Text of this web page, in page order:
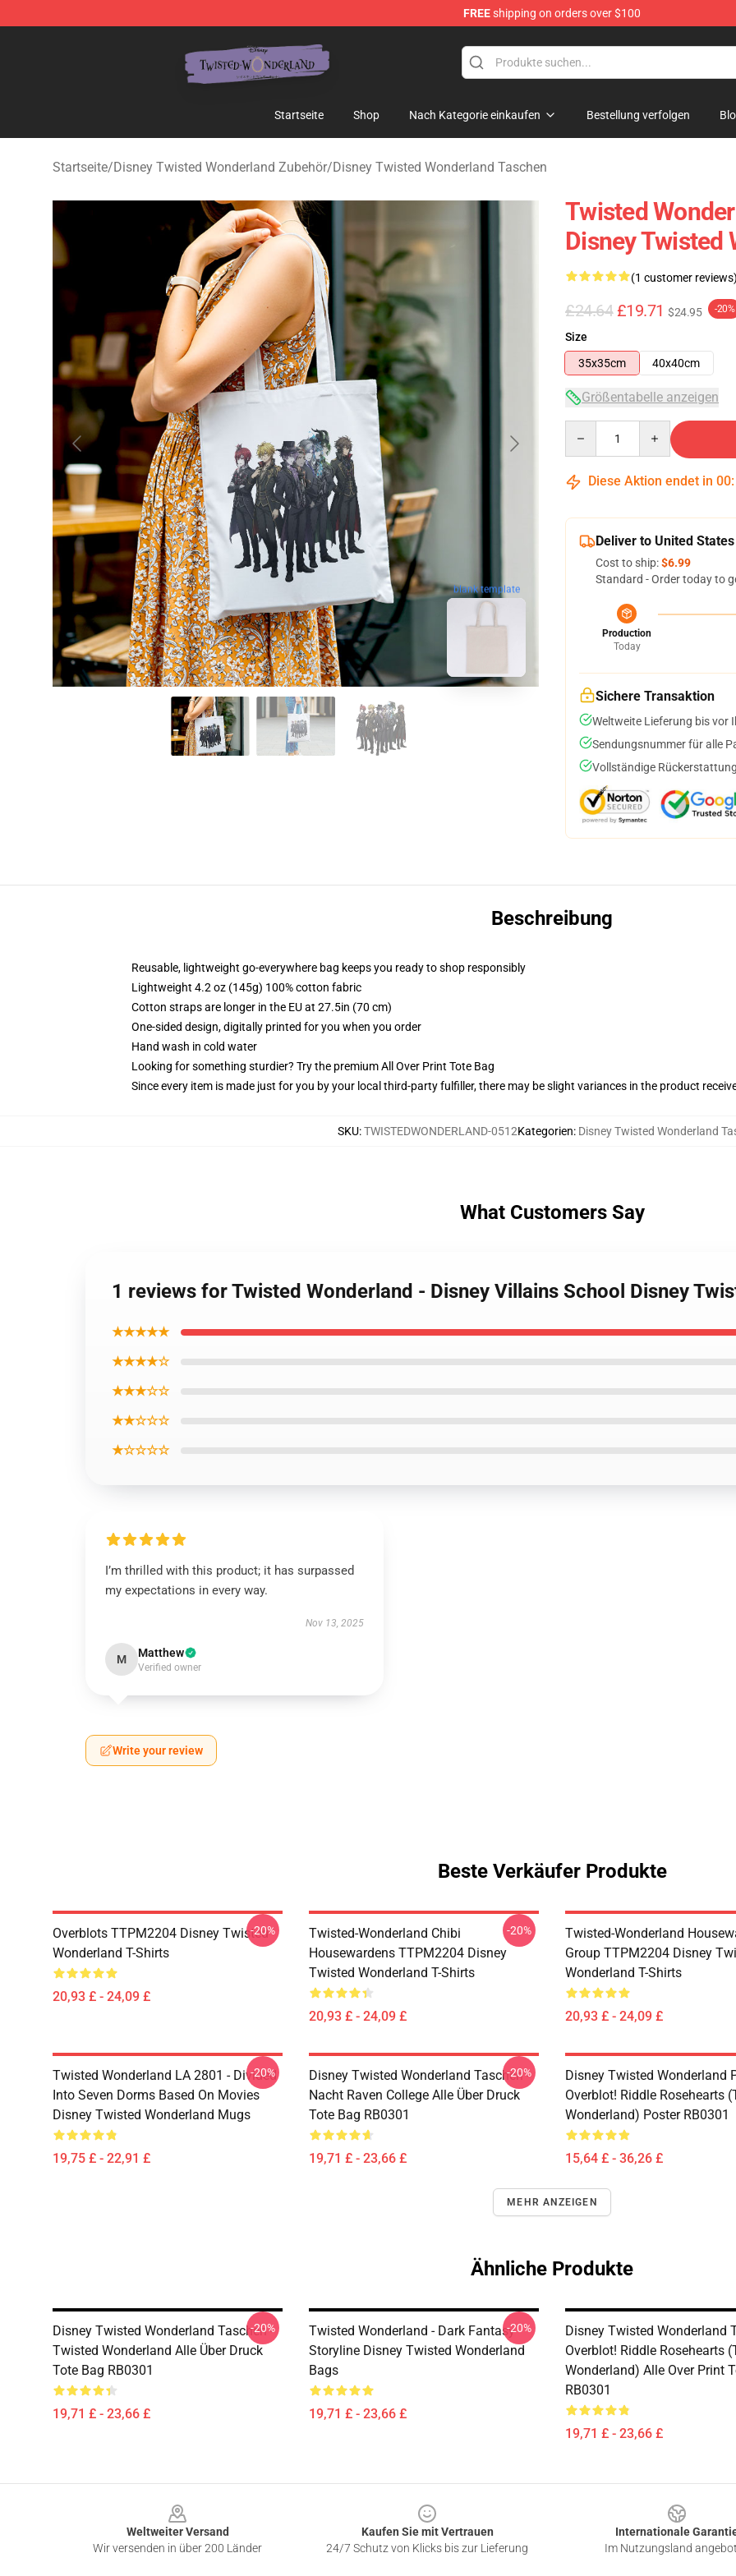
FREEshipping on orders over $100
Startseite Shop Nach Kategorie einkaufen Bestellung verfolgen
Startseite/Disney Twisted Wonderland Zubehör/Disney Twisted Wonderland Taschen
blank template
Twisted
Disney Twisted
(1 customer reviews)
£24.64 £19.71 $24.95 -20%
Size
35x35cm
40x40cm
Größentabelle anzeigen
Diese Aktion endet in 00:
Deliver to United States
Cost to ship:$6.99
Standard - Order today to
Production
Today
Sichere Transaktion
Weltweite Lieferung bis vor
Sendungsnummer für alle
Vollständige
Beschreibung
Reusable, lightweight go-everywhere bag keeps you ready to shop responsibly
Lightweight 4.2 oz (145g) 100% cotton fabric
Cotton straps are longer in the EU at 27.5in (70 cm)
One-sided design, digitally printed for you when you order
Hand wash in cold water
Looking for something sturdier? Try the premium All Over Print Tote Bag
Since every item is made just for you by your local third-party fulfiller, there may be slight variances in the product
SKU:TWISTEDWONDERLAND-0512Kategorien: Disney Twisted Wonderland
What Customers Say
1 reviews for Twisted Wonderland - Disney Villains School Disney
★★★★★
★★★★☆
★★★☆☆
★★☆☆☆
★☆☆☆☆
I’m thrilled with this product; it has surpassed
my expectations in every way.
Nov 13, 2025
M Matthew
Verified owner
Write your review
Beste Verkäufer Produkte
Overblots TTPM2204 Disney Twisted
Wonderland T-Shirts
20,93 £ - 24,09 £
-20%
Twisted-Wonderland Chibi
Housewardens TTPM2204 Disney
Twisted Wonderland T-Shirts
20,93 £ - 24,09 £
-20%
Twisted-Wonderland
Group TTPM2204 Disney
Wonderland T-Shirts
20,93 £ - 24,09 £
Twisted Wonderland LA 2801 - Divided
Into Seven Dorms Based On Movies
Disney Twisted Wonderland Mugs
19,75 £ - 22,91 £
-20%
Disney Twisted Wonderland Taschen -
Nacht Raven College Alle Über Druck
Tote Bag RB0301
19,71 £ - 23,66 £
-20%
Disney Twisted Wonderland
Overblot! Riddle Rosehearts
Wonderland) Poster RB0301
15,64 £ - 36,26 £
MEHR ANZEIGEN
Ähnliche Produkte
Disney Twisted Wonderland Taschen -
Twisted Wonderland Alle Über Druck
Tote Bag RB0301
19,71 £ - 23,66 £
-20%
Twisted Wonderland - Dark Fantasy
Storyline Disney Twisted Wonderland
Bags
19,71 £ - 23,66 £
-20%
Disney Twisted Wonderland
Overblot! Riddle Rosehearts
Wonderland) Alle Over Print
RB0301
19,71 £ - 23,66 £
Weltweiter Versand
Wir versenden in über 200 Länder
Kaufen Sie mit Vertrauen
24/7 Schutz von Klicks bis zur Lieferung
Internationale
Im Nutzungsland